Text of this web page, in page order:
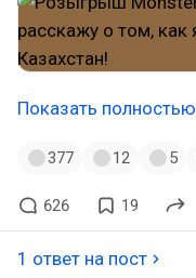
Показать полностью
377 12 5
626 19
1 ответ на пост